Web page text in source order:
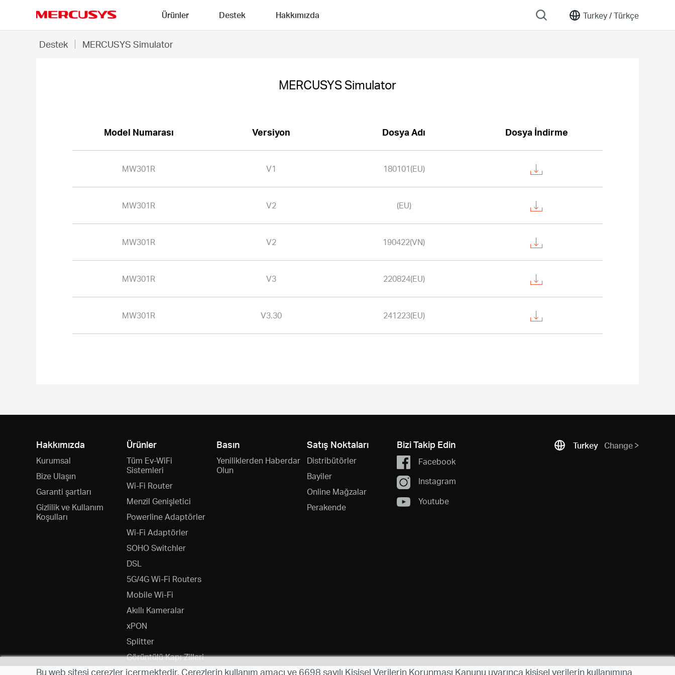
Turkey /Türkçe
Ürünler Destek Hakkımızda
Destek MERCUSYS Simulator
MERCUSYS Simulator
Model Numarası Versiyon Dosya Adı Dosya İndirme
MW301R V1 180101(EU)
MW301R V2 (EU)
MW301R V2 190422(VN)
MW301R V3 220824(EU)
MW301R V3.30 241223(EU)
Hakkımızda
Kurumsal
Bize Ulaşın
Garanti şartları
Gizlilik ve Kullanım
Koşulları
Ürünler
Tüm Ev-WiFi
Sistemleri
Wi-Fi Router
Menzil Genişletici
Powerline Adaptörler
Wi-Fi Adaptörler
SOHO Switchler
DSL
5G/4G Wi-Fi Routers
Mobile Wi-Fi
Akıllı Kameralar
xPON
Splitter
Görüntülü Kapı Zilleri
Basın
Yeniliklerden Haberdar
Olun
Satış Noktaları
Distribütörler
Bayiler
Online Mağzalar
Perakende
Bizi Takip Edin
Facebook
Instagram
Youtube
Turkey Change
Bu web sitesi çerezler içermektedir. Çerezlerin kullanım amacı ve 6698 sayılı Kişisel Verilerin Korunması Kanunu uyarınca kişisel verilerin kullanımına